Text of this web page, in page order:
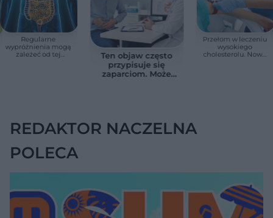
Regularne
wypróżnienia mogą
zależeć od tej
Ten objaw często
przypisuje się
zaparciom. Może
Przełom w leczeniu
wysokiego
cholesterolu. Nowa
REDAKTOR NACZELNA
POLECA